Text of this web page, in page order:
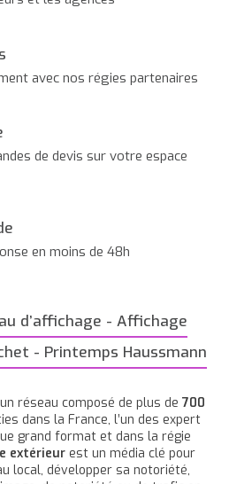
avec nos régies partenaires
de devis sur votre espace
en moins de 48h
d’affichage - Affichage
- Printemps Haussmann
réseau composé de plus de 700
dans la France, l’un des expert
grand format et dans la régie
extérieur est un média clé pour
local, développer sa notoriété,